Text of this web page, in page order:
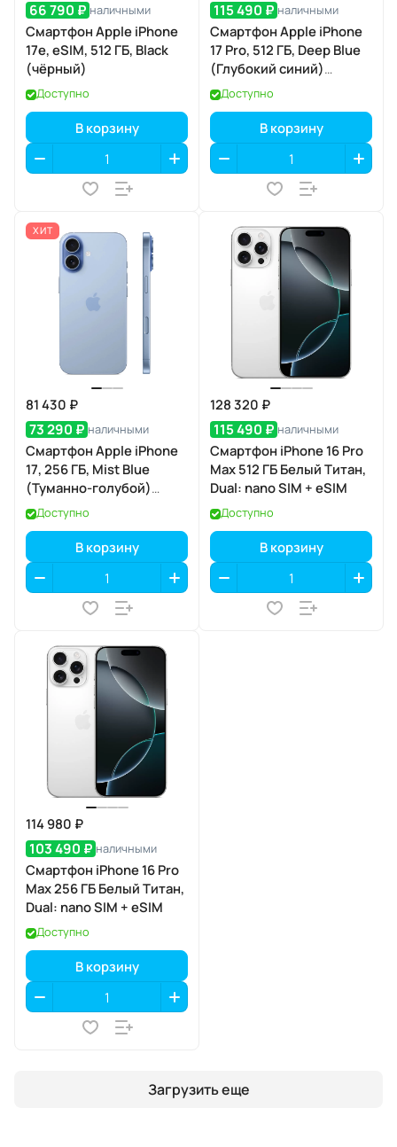
66 790 ₽ наличными
Смартфон Apple iPhone
17e, eSIM, 512 ГБ, Black
(чёрный)
Доступно
В корзину
115 490 ₽ наличными
Смартфон Apple iPhone
17 Pro, 512 ГБ, Deep Blue
(Глубокий синий)
SIM+eSIM
Доступно
В корзину
ХИТ
81 430 ₽
73 290 ₽ наличными
Смартфон Apple iPhone
17, 256 ГБ, Mist Blue
(Туманно-голубой)
SIM+eSIM
Доступно
В корзину
128 320 ₽
115 490 ₽ наличными
Смартфон iPhone 16 Pro
Max 512 ГБ Белый Титан,
Dual: nano SIM + eSIM
Доступно
В корзину
114 980 ₽
103 490 ₽ наличными
Смартфон iPhone 16 Pro
Max 256 ГБ Белый Титан,
Dual: nano SIM + eSIM
Доступно
В корзину
Загрузить еще